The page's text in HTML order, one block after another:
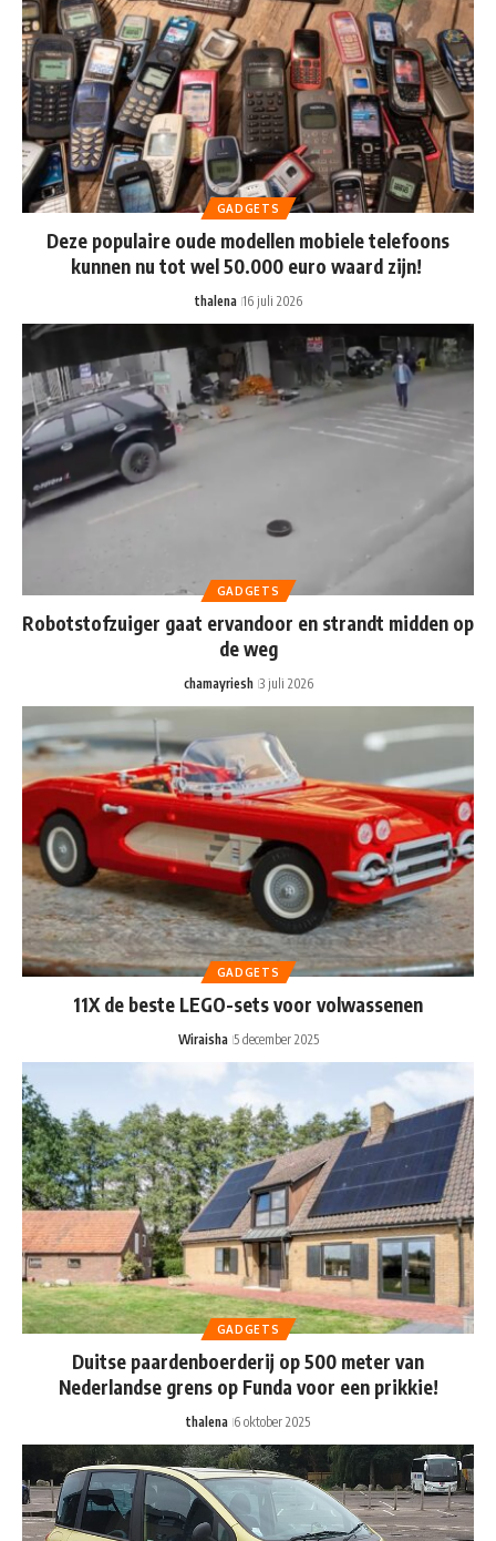
GADGETS
Deze populaire oude modellen mobiele telefoons
kunnen nu tot wel 50.000 euro waard zijn!
thalena 16 juli 2026
GADGETS
Robotstofzuiger gaat ervandoor en strandt midden op
de weg
chamayriesh 3 juli 2026
GADGETS
11X de beste LEGO-sets voor volwassenen
Wiraisha 5 december 2025
GADGETS
Duitse paardenboerderij op 500 meter van
Nederlandse grens op Funda voor een prikkie!
thalena 6 oktober 2025